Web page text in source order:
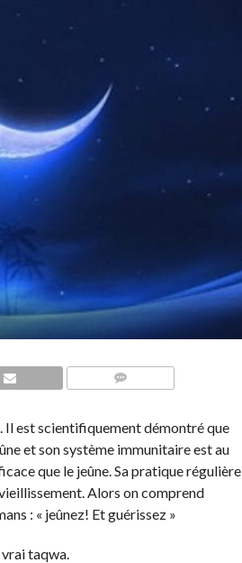
Il est scientifiquement démontré que
et son système immunitaire est au
que le jeûne. Sa pratique régulière
Alors on comprend
: « jeûnez! Et guérissez »
taqwa.